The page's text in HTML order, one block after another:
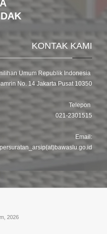
KONTAK KAMI
Umum Republik Indonesia
No. 14 Jakarta Pusat 10350
Telepon
021-2301515
Email:
persuratan_arsip(at)bawaslu.go.id
2026